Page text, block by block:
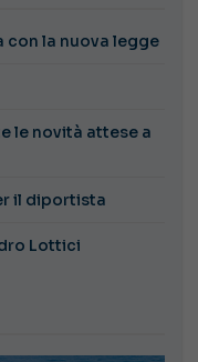
la nuova legge
le novità attese a
il diportista
Lottici